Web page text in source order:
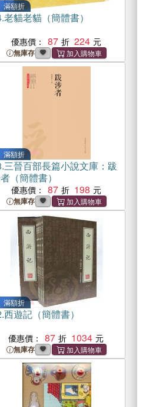
滿額折
老貓老貓（簡體書）
優惠價： 87 224
無庫存
滿額折
三晉百部長篇小說文庫：跋
（簡體書）
優惠價： 87 198
無庫存
滿額折
西遊記（簡體書）
優惠價： 87 1034
無庫存